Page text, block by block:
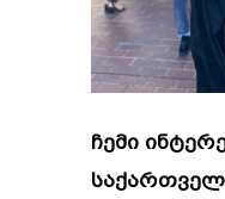
ჩემი